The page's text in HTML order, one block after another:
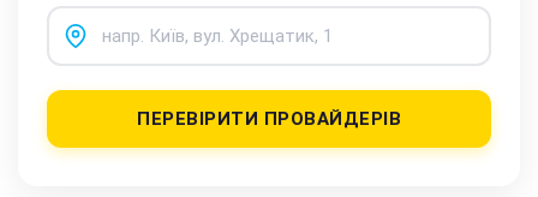
ПЕРЕВІРИТИ ПРОВАЙДЕРІВ